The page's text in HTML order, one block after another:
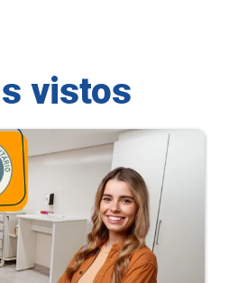
vistos